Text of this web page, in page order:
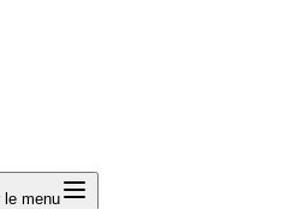
le menu